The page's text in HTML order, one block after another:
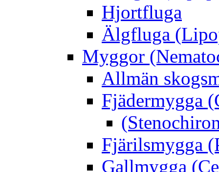
Hjortfluga
Älgfluga
Myggor
Allmän
Fjädermygga
Fjärilsmygga
Gallmygga